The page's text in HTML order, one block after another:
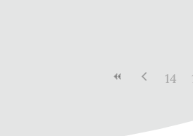
14